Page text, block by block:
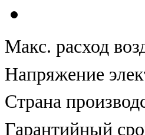
Макс. расход
Напряжение
Страна
Гарантийный